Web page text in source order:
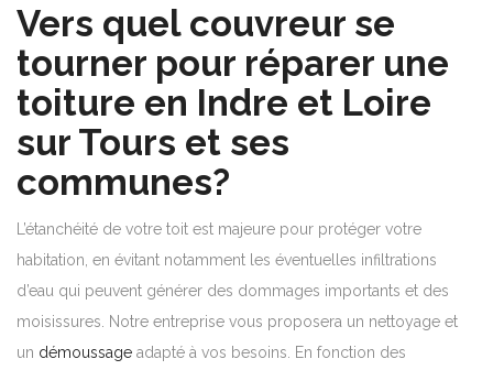
Vers quel couvreur se
tourner pour réparer une
toiture en Indre et Loire
sur Tours et ses
communes?
L’étanchéité de votre toit est majeure pour protéger votre
habitation, en évitant notamment les éventuelles infiltrations
d’eau qui peuvent générer des dommages importants et des
moisissures. Notre entreprise vous proposera un nettoyage et
un démoussage adapté à vos besoins. En fonction des